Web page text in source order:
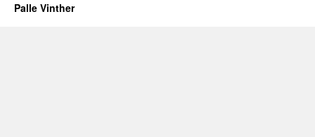
Palle Vinther